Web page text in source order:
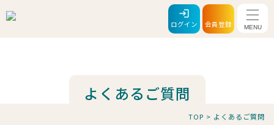
ログイン 会員登録 メニ
よくあるご質問
TOP > よくあるご質問